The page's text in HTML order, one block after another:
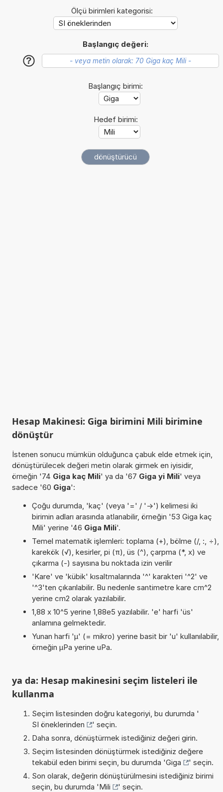
Ölçü birimleri kategorisi:
Başlangıç değeri:
?
Başlangıç birimi:
Hedef birimi:
Hesap Makinesi: Giga birimini Mili birimine
dönüştür
İstenen sonucu mümkün olduğunca çabuk elde etmek için,
dönüştürülecek değeri metin olarak girmek en iyisidir,
örneğin '74 Giga kaç Mili' ya da '67 Giga yi Mili' veya
sadece '60 Giga':
Çoğu durumda, 'kaç' (veya '=' / '->') kelimesi iki
birimin adları arasında atlanabilir, örneğin '53 Giga kaç
Mili' yerine '46 Giga Mili'.
Temel matematik işlemleri: toplama (+), bölme (/, :, ÷),
karekök (√), kesirler, pi (π), üs (^), çarpma (*, x) ve
çıkarma (-) sayısına bu noktada izin verilir
'Kare' ve 'kübik' kısaltmalarında '^' karakteri '^2' ve
'^3'ten çıkarılabilir. Bu nedenle santimetre kare cm^2
yerine cm2 olarak yazılabilir.
1,88 x 10^5 yerine 1,88e5 yazılabilir. 'e' harfi 'üs'
anlamına gelmektedir.
Yunan harfi 'µ' (= mikro) yerine basit bir 'u' kullanılabilir,
örneğin µPa yerine uPa.
ya da: Hesap makinesini seçim listeleri ile
kullanma
Seçim listesinden doğru kategoriyi, bu durumda '
SI öneklerinden
' seçin.
Daha sonra, dönüştürmek istediğiniz değeri girin.
Seçim listesinden dönüştürmek istediğiniz değere
tekabül eden birimi seçin, bu durumda 'Giga
' seçin.
Son olarak, değerin dönüştürülmesini istediğiniz birimi
seçin, bu durumda 'Mili ' seçin.